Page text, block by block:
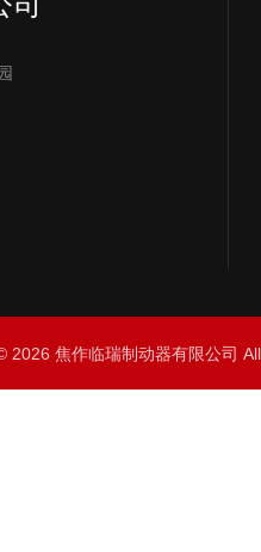
2026 焦作临瑞制动器有限公